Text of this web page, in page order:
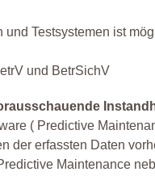
Testsystemen ist
und BetrSichV
( Predictive
der erfassten Daten
Maintenance